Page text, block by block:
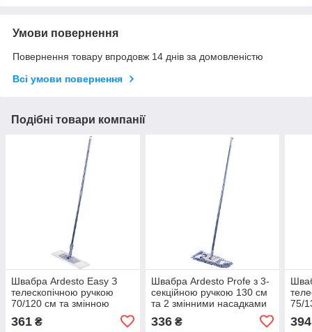
Умови повернення
Повернення товару впродовж 14 днів за домовленістю
Всі умови повернення
Подібні товари компанії
Швабра Ardesto Easy З
телескопічною ручкою
70/120 см та змінною
(ARHE1121SB)
361 ₴
Швабра Ardesto Profe з 3-
секційною ручкою 130 см
та 2 змінними насадками
40 см Синя (ARHE1132SB)
336₴
75/
394